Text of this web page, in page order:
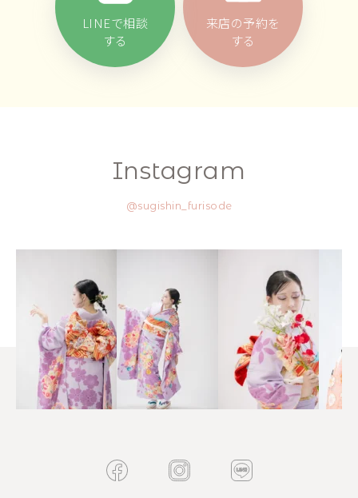
来店の予約を
する
LINEで相談
する
Instagram
@sugishin_furisode